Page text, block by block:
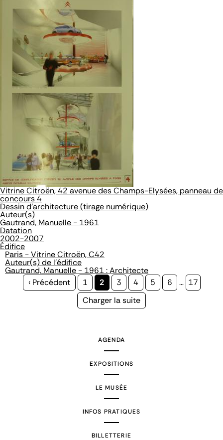
Vitrine Citroën, 42 avenue des Champs-Elysées, panneau de
concours 4
Dessin d'architecture (tirage numérique)
Auteur(s)
Gautrand, Manuelle - 1961
Datation
2002-2007
Édifice
Paris - Vitrine Citroën, C42
Auteur(s) de l'édifice
Gautrand, Manuelle - 1961 : Architecte
Page
‹ Précédent Page
1
Page
courante
2 Page
3 Page
4 Page
5 Page
6 … Page
17
Page
Charger la suite
AGENDA
EXPOSITIONS
LE MUSÉE
INFOS PRATIQUES
BILLETTERIE